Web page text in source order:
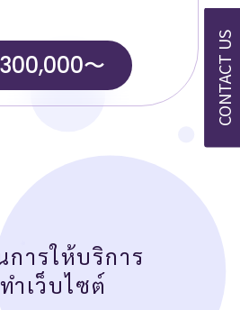
CONTACT US
300,000〜
ารให้บริการ
ำเว็บไซต์